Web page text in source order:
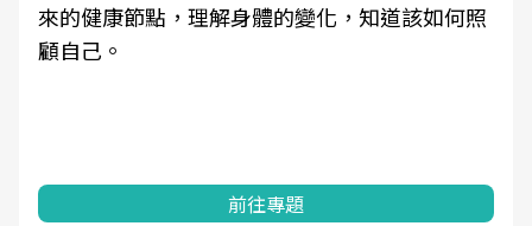
來的健康節點，理解身體的變化，知道該如何照
顧自己。
前往專題